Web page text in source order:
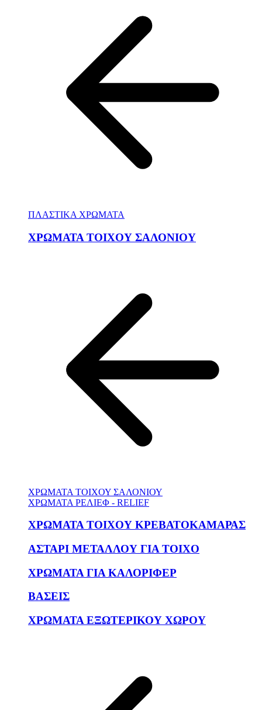
ΠΛΑΣΤΙΚΑ ΧΡΩΜΑΤΑ
ΧΡΩΜΑΤΑ ΤΟΙΧΟΥ ΣΑΛΟΝΙΟΥ
ΧΡΩΜΑΤΑ ΤΟΙΧΟΥ ΣΑΛΟΝΙΟΥ
ΧΡΩΜΑΤΑ ΡΕΛΙΕΦ - RELIEF
ΧΡΩΜΑΤΑ ΤΟΙΧΟΥ ΚΡΕΒΑΤΟΚΑΜΑΡΑΣ
ΑΣΤΑΡΙ ΜΕΤΑΛΛΟΥ ΓΙΑ ΤΟΙΧΟ
ΧΡΩΜΑΤΑ ΓΙΑ ΚΑΛΟΡΙΦΕΡ
ΒΑΣΕΙΣ
ΧΡΩΜΑΤΑ ΕΞΩΤΕΡΙΚΟΥ ΧΩΡΟΥ